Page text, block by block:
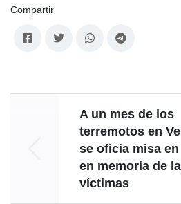
Compartir
A un mes de los
terremotos en
se oficia misa
en memoria de
víctimas